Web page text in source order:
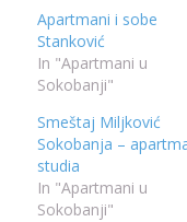
(Opens
in
new
window)
(Opens
in
window)
Apartmani i sobe
Stanković
In "Apartmani u
Sokobanji"
Smeštaj Miljković
Sokobanja –
studia
In "Apartmani u
Sokobanji"